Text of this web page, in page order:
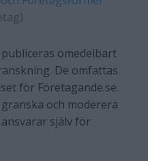
omedelbart
De omfattas
för Företagande.se.
och moderera
själv för